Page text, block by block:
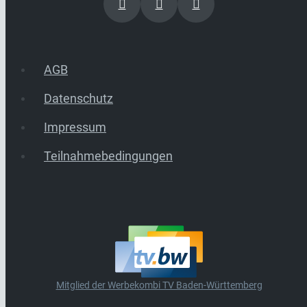
AGB
Datenschutz
Impressum
Teilnahmebedingungen
Mitglied der Werbekombi TV Baden-Württemberg